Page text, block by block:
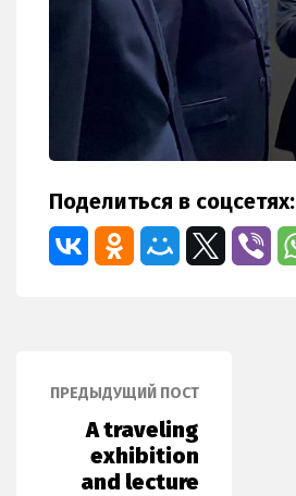
Поделиться в соцсетях:
ПРЕДЫДУЩИЙ ПОСТ
A traveling
exhibition
and lecture